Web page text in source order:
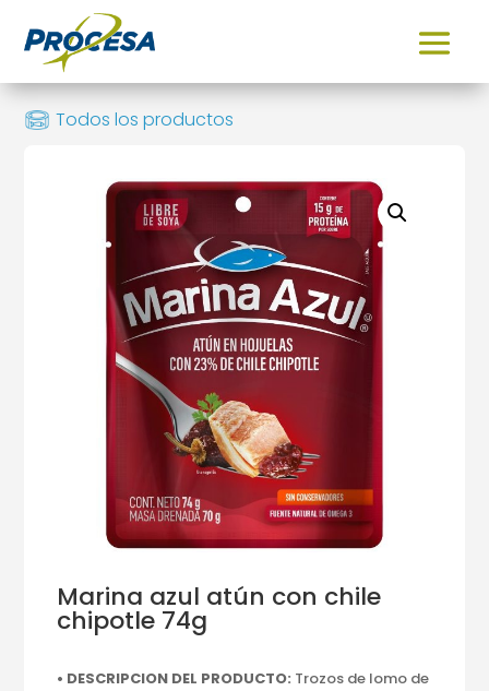
Todos los productos
Marina azul atún con chile
chipotle 74g
• DESCRIPCION DEL PRODUCTO: Trozos de lomo de